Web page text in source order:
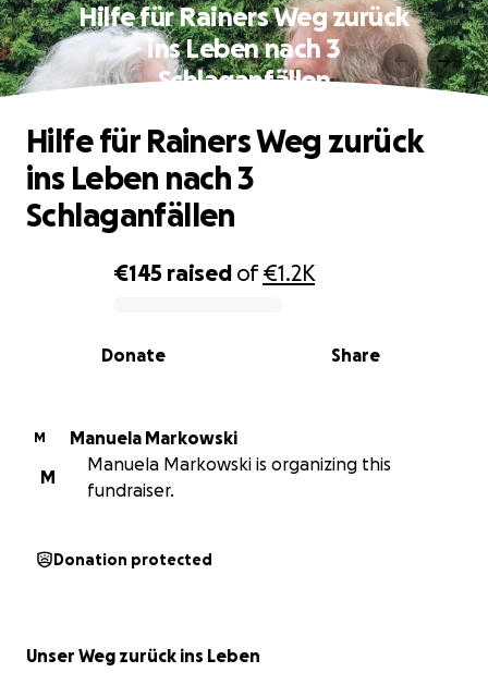
Hilfe für Rainers Weg zurück
ins Leben nach 3
Schlaganfällen
0% complete
€145 raised of€1.2K
Share
Donate
Hilfe für Rainers Weg zurück
ins Leben nach 3
Schlaganfällen
M
Manuela Markowski
M
Manuela Markowski is organizing this
fundraiser.
Donation protected
Unser Weg zurück ins Leben